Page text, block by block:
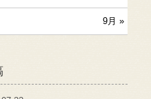
9月 »